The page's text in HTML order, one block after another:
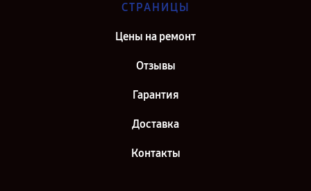
СТРАНИЦЫ
Цены на ремонт
Отзывы
Гарантия
Доставка
Контакты